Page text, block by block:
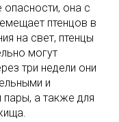
она с
птенцов в
на свет, птенцы
могут
три недели они
и
пары, а также для